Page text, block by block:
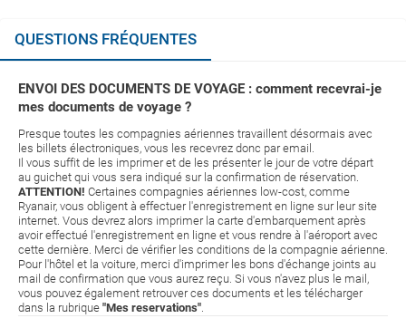
QUESTIONS FRÉQUENTES
ENVOI DES DOCUMENTS DE VOYAGE : comment recevrai-je
mes documents de voyage ?
Presque toutes les compagnies aériennes travaillent désormais avec
les billets électroniques, vous les recevrez donc par email.
Il vous suffit de les imprimer et de les présenter le jour de votre départ
au guichet qui vous sera indiqué sur la confirmation de réservation.
ATTENTION! Certaines compagnies aériennes low-cost, comme
Ryanair, vous obligent à effectuer l'enregistrement en ligne sur leur site
internet. Vous devrez alors imprimer la carte d'embarquement après
avoir effectué l'enregistrement en ligne et vous rendre à l'aéroport avec
cette dernière. Merci de vérifier les conditions de la compagnie aérienne.
Pour l'hôtel et la voiture, merci d'imprimer les bons d'échange joints au
mail de confirmation que vous aurez reçu. Si vous n'avez plus le mail,
vous pouvez également retrouver ces documents et les télécharger
dans la rubrique "Mes reservations".